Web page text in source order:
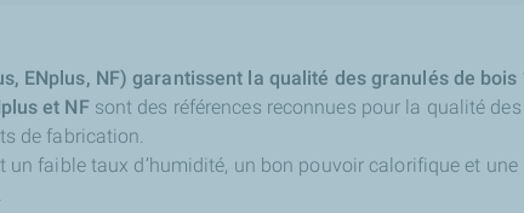
ENplus, NF) garantissent la qualité des granulés de bois
et NFsont des références reconnues pour la qualité
de fabrication.
un faible taux d’humidité, un bon pouvoir calorifique et